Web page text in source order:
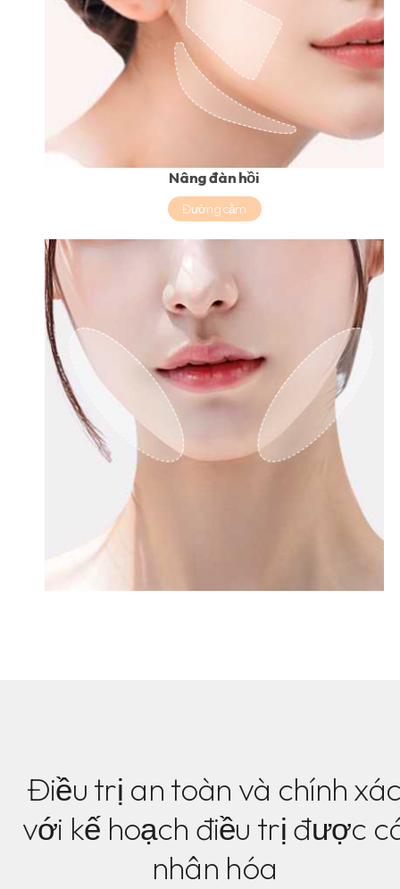
Nâng đàn hồi
Đường cằm
Điều trị an toàn và chính
với kế hoạch điều trị được
nhân hóa